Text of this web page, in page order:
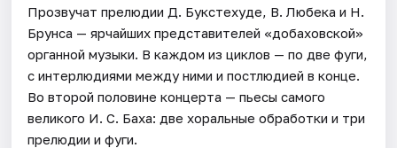
Прозвучат прелюдии Д. Букстехуде, В. Любека и Н.
Брунса — ярчайших представителей «добаховской»
органной музыки. В каждом из циклов — по две фуги,
с интерлюдиями между ними и постлюдией в конце.
Во второй половине концерта — пьесы самого
великого И. С. Баха: две хоральные обработки и три
прелюдии и фуги.